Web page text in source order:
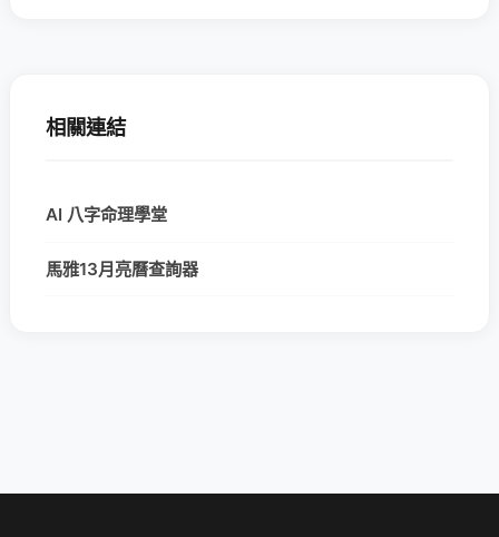
相關連結
AI 八字命理學堂
馬雅13月亮曆查詢器